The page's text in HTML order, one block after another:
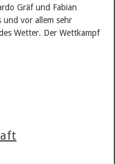
Gräf und Fabian
und vor allem sehr
Wetter. Der Wettkampf